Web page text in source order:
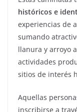
históricos e
experiencias de
sumando
llanura y arroyo
actividades
sitios de interés
Aquellas
inscribirse a